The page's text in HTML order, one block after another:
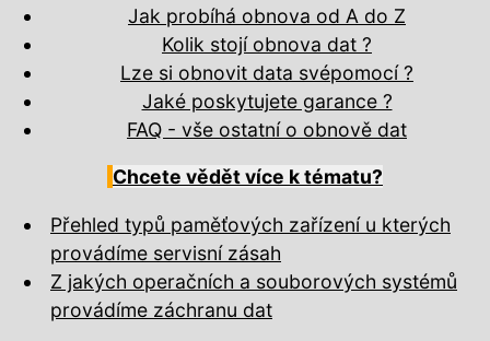
Jak probíhá obnova od A do Z
Kolik stojí obnova dat ?
Lze si obnovit data svépomocí ?
Jaké poskytujete garance ?
FAQ - vše ostatní o obnově dat
Chcete vědět více k tématu?
Přehled typů paměťových zařízení u kterých
provádíme servisní zásah
Z jakých operačních a souborových systémů
provádíme záchranu dat